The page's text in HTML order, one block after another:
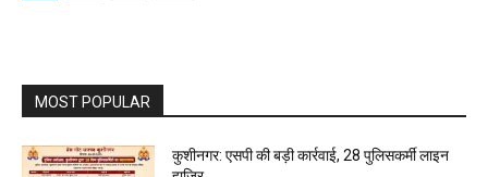
MOST POPULAR
कुशीनगर: एसपी की बड़ी कार्रवाई, 28 पुलिसकर्मी लाइन